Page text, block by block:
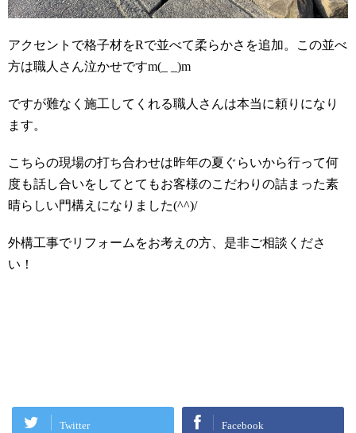
アクセントで格子材をRで並べて柔らかさを追加。この並べ
方は職人さん泣かせですm(_ _)m
ですが難なく施工してくれる職人さんは本当に頼りになり
ます。
こちらの現場の打ち合わせは昨年の夏ぐらいから行って何
度も話し合いをしてとてもお客様のこだわりの詰まった素
晴らしい門構えになりました(^^)/
外構工事でリフォームをお考えの方、是非ご相談くださ
い！
Twitter Facebook